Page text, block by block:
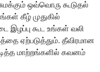
ஒவ்வொரு கூடுதல்
கீழ் முதுகில்
இழப்பு கூட உங்கள் வலி
ஏற்படுத்தும். தீவிரமான
மாற்றங்களில் கவனம்